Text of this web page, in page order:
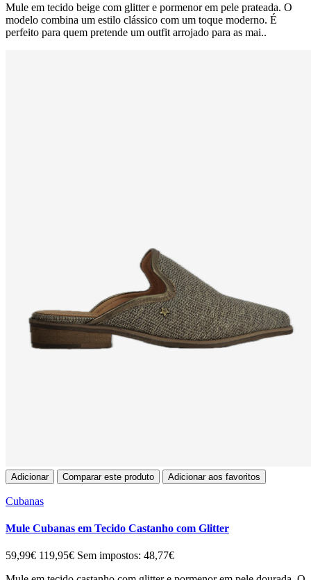
Mule em tecido beige com glitter e pormenor em pele prateada. O
modelo combina um estilo clássico com um toque moderno. É
perfeito para quem pretende um outfit arrojado para as mai..
Adicionar Comparar este produto Adicionar aos favoritos
Cubanas
Mule Cubanas em Tecido Castanho com Glitter
59,99€ 119,95€ Sem impostos: 48,77€